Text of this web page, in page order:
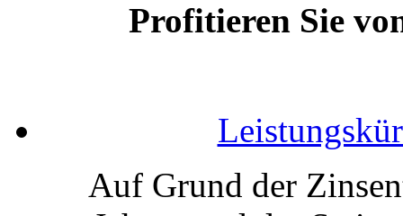
Profitieren Sie
Auf Grund der